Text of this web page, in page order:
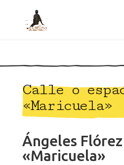
Calle o
«Maricuela»
Ángeles
«Maricuela»